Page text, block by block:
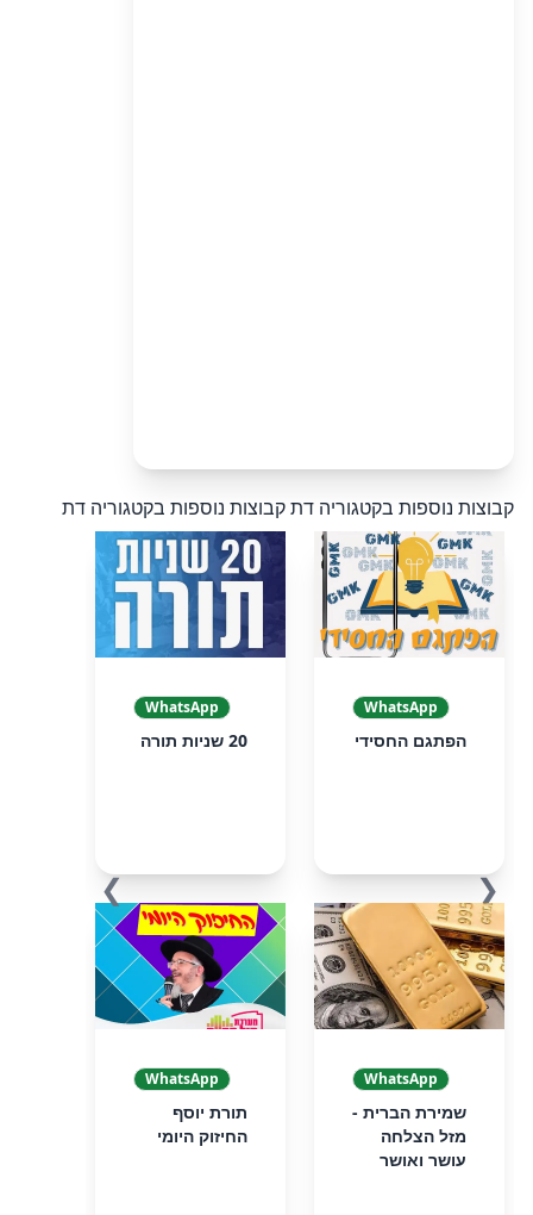
קבוצות נוספות בקטגוריה דתקבוצות נוספות בקטגוריה דת
❮
WhatsApp
הפתגם החסידי
WhatsApp
20 שניות תורה
WhatsApp
שמירת הברית -
מזל הצלחה
עושר ואושר
WhatsApp
תורת יוסף
החיזוק היומי
❯